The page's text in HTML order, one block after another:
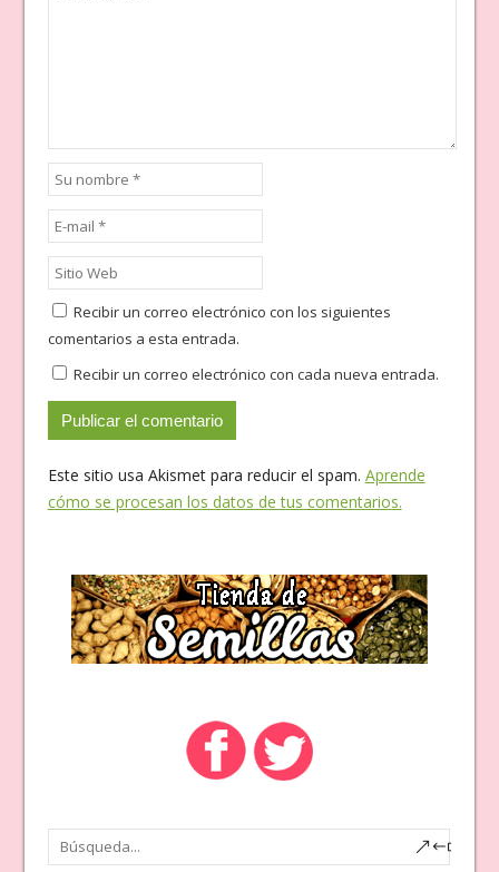
Recibir un correo electrónico con los siguientes
comentarios a esta entrada.
Recibir un correo electrónico con cada nueva entrada.
Este sitio usa Akismet para reducir el spam. Aprende
cómo se procesan los datos de tus comentarios.